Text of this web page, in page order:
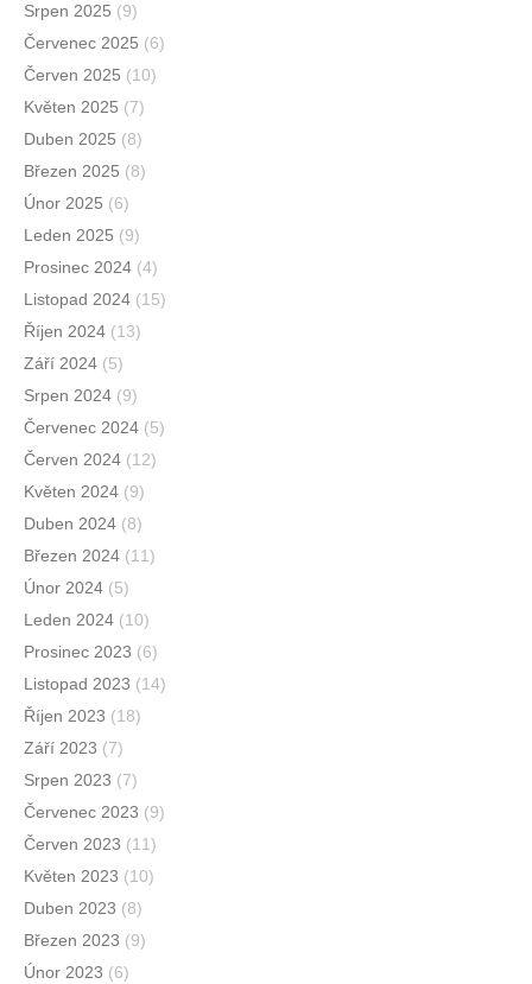
Srpen 2025 (9)
Červenec 2025 (6)
Červen 2025 (10)
Květen 2025 (7)
Duben 2025 (8)
Březen 2025 (8)
Únor 2025 (6)
Leden 2025 (9)
Prosinec 2024 (4)
Listopad 2024 (15)
Říjen 2024 (13)
Září 2024 (5)
Srpen 2024 (9)
Červenec 2024 (5)
Červen 2024 (12)
Květen 2024 (9)
Duben 2024 (8)
Březen 2024 (11)
Únor 2024 (5)
Leden 2024 (10)
Prosinec 2023 (6)
Listopad 2023 (14)
Říjen 2023 (18)
Září 2023 (7)
Srpen 2023 (7)
Červenec 2023 (9)
Červen 2023 (11)
Květen 2023 (10)
Duben 2023 (8)
Březen 2023 (9)
Únor 2023 (6)